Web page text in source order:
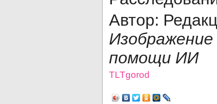
Автор:
помощи ИИ
TLTgorod